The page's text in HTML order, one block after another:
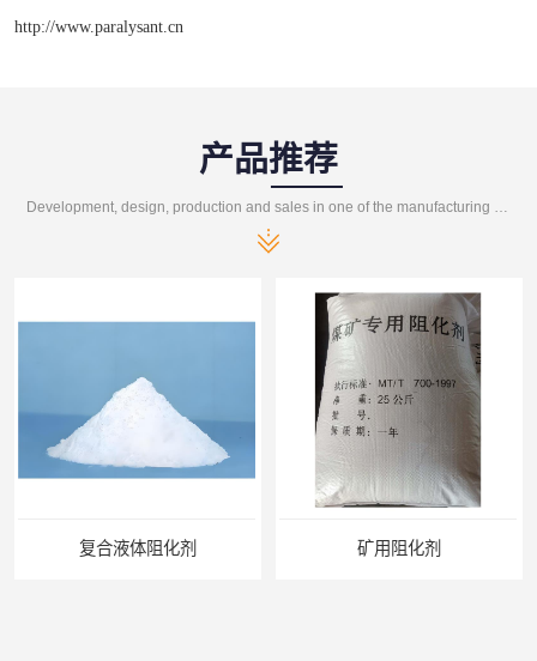
http://www.paralysant.cn
产品推荐
Development, design, production and sales in one of the manufacturing enterprises
复合液体阻化剂 矿用阻化剂